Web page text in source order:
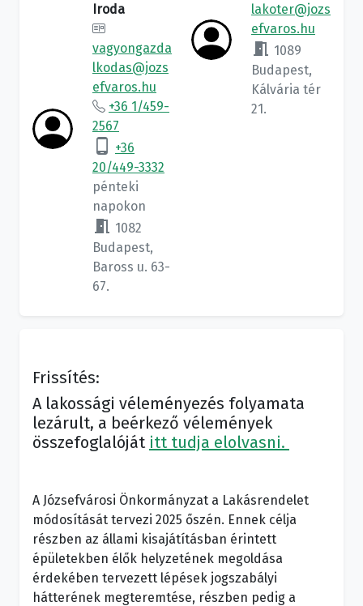
Iroda
vagyongazda
lkodas@jozs
efvaros.hu
+36 1/459-
2567
phone_android +36
20/449-3332
pénteki
napokon
meeting_room 1082
Budapest,
Baross u. 63-
67.
lakoter@jozs
efvaros.hu
meeting_room 1089
Budapest,
Kálvária tér
21.
Frissítés:
A lakossági véleményezés folyamata
lezárult, a beérkező vélemények
összefoglalóját itt tudja elolvasni.
A Józsefvárosi Önkormányzat a Lakásrendelet
módosítását tervezi 2025 őszén. Ennek célja
részben az állami kisajátításban érintett
épületekben élők helyzetének megoldása
érdekében tervezett lépések jogszabályi
hátterének megteremtése, részben pedig a